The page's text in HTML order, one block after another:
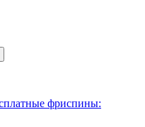
фриспины: